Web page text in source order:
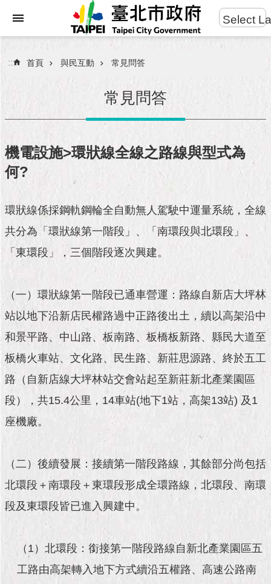
進
搜
民
服
務
市
府
團
隊
公
告
施
政
願
景
成
果
政
料
館
北
Select
::: 首頁 與民互動 常見問答
常見問答
機電設施>環狀線全線之路線與型式為
何?
環狀線係採鋼軌鋼輪全自動無人駕駛中運量系統，全線
共分為「環狀線第一階段」、「南環段與北環段」、
「東環段」，三個階段逐次興建。
（一）環狀線第一階段已通車營運：路線自新店大坪林
站以地下沿新店民權路過中正路後出土，續以高架沿中
和景平路、中山路、板南路、板橋板新路、縣民大道至
板橋火車站、文化路、民生路、新莊思源路、終於五工
路（自新店線大坪林站交會站起至新莊新北產業園區
段），共15.4公里，14車站(地下1站，高架13站) 及1
座機廠。
（二）後續發展：接續第一階段路線，其餘部分尚包括
北環段＋南環段＋東環段形成全環路線，北環段、南環
段及東環段皆已進入興建中。
（1）北環段：銜接第一階段路線自新北產業園區五
工路由高架轉入地下方式續沿五權路、高速公路南